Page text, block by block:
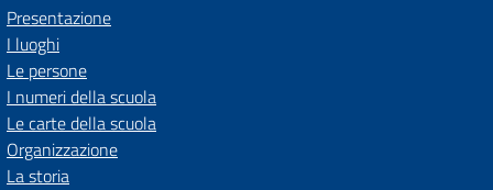
Presentazione
I luoghi
Le persone
I numeri della scuola
Le carte della scuola
Organizzazione
La storia